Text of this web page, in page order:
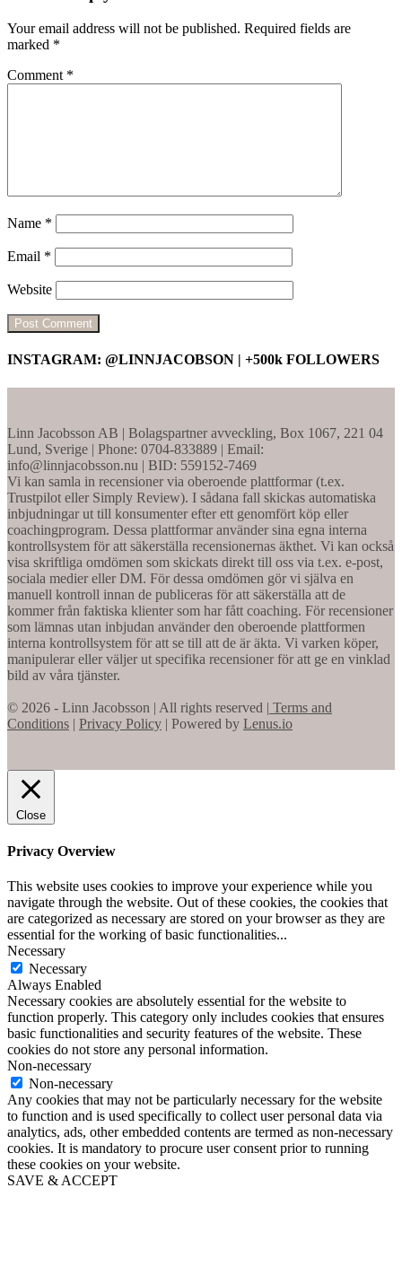
Your email address will not be published. Required fields are
marked *
Comment *
Name *
Email *
Website
INSTAGRAM: @LINNJACOBSON | +500k FOLLOWERS
Linn Jacobsson AB | Bolagspartner avveckling, Box 1067, 221 04
Lund, Sverige | Phone: 0704-833889 | Email:
info@linnjacobsson.nu | BID: 559152-7469
Vi kan samla in recensioner via oberoende plattformar (t.ex.
Trustpilot eller Simply Review). I sådana fall skickas automatiska
inbjudningar ut till konsumenter efter ett genomfört köp eller
coachingprogram. Dessa plattformar använder sina egna interna
kontrollsystem för att säkerställa recensionernas äkthet. Vi kan också
visa skriftliga omdömen som skickats direkt till oss via t.ex. e-post,
sociala medier eller DM. För dessa omdömen gör vi själva en
manuell kontroll innan de publiceras för att säkerställa att de
kommer från faktiska klienter som har fått coaching. För recensioner
som lämnas utan inbjudan använder den oberoende plattformen
interna kontrollsystem för att se till att de är äkta. Vi varken köper,
manipulerar eller väljer ut specifika recensioner för att ge en vinklad
bild av våra tjänster.
© 2026 - Linn Jacobsson | All rights reserved | Terms and
Conditions | Privacy Policy | Powered by Lenus.io
Close
Privacy Overview
This website uses cookies to improve your experience while you
navigate through the website. Out of these cookies, the cookies that
are categorized as necessary are stored on your browser as they are
essential for the working of basic functionalities...
Necessary
Necessary
Always Enabled
Necessary cookies are absolutely essential for the website to
function properly. This category only includes cookies that ensures
basic functionalities and security features of the website. These
cookies do not store any personal information.
Non-necessary
Non-necessary
Any cookies that may not be particularly necessary for the website
to function and is used specifically to collect user personal data via
analytics, ads, other embedded contents are termed as non-necessary
cookies. It is mandatory to procure user consent prior to running
these cookies on your website.
SAVE & ACCEPT